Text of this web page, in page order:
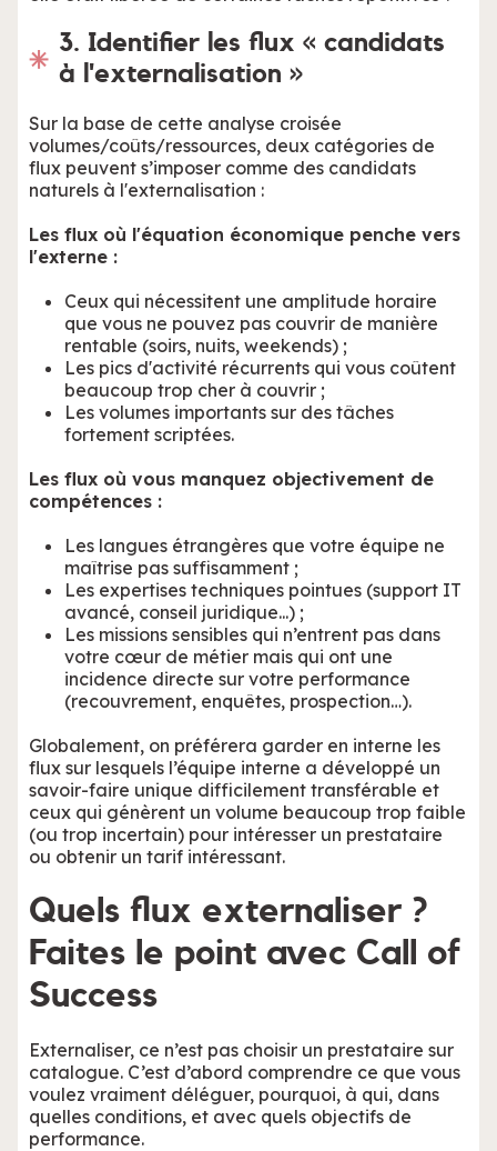
3. Identifier les flux « candidats
à l'externalisation »
Sur la base de cette analyse croisée
volumes/coûts/ressources, deux catégories de
flux peuvent s’imposer comme des candidats
naturels à l'externalisation :
Les flux où l'équation économique penche vers
l'externe :
Ceux qui nécessitent une amplitude horaire
que vous ne pouvez pas couvrir de manière
rentable (soirs, nuits, weekends) ;
Les pics d'activité récurrents qui vous coûtent
beaucoup trop cher à couvrir ;
Les volumes importants sur des tâches
fortement scriptées.
Les flux où vous manquez objectivement de
compétences :
Les langues étrangères que votre équipe ne
maîtrise pas suffisamment ;
Les expertises techniques pointues (support IT
avancé, conseil juridique...) ;
Les missions sensibles qui n’entrent pas dans
votre cœur de métier mais qui ont une
incidence directe sur votre performance
(recouvrement, enquêtes, prospection…).
Globalement, on préférera garder en interne les
flux sur lesquels l’équipe interne a développé un
savoir-faire unique difficilement transférable et
ceux qui génèrent un volume beaucoup trop faible
(ou trop incertain) pour intéresser un prestataire
ou obtenir un tarif intéressant.
Quels flux externaliser ?
Faites le point avec Call of
Success
Externaliser, ce n’est pas choisir un prestataire sur
catalogue. C’est d’abord comprendre ce que vous
voulez vraiment déléguer, pourquoi, à qui, dans
quelles conditions, et avec quels objectifs de
performance.